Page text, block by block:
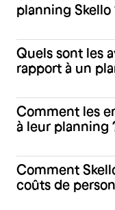
planning Skello
Quels sont les
rapport à un
Comment les
à leur planning
Comment
coûts de